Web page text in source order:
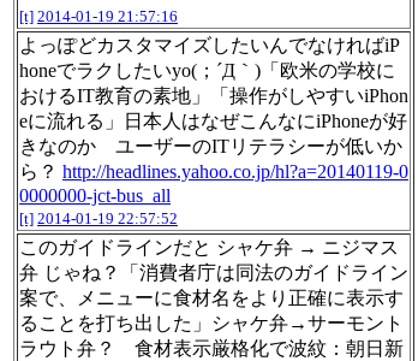
[t] 2014-01-19 21:57:16
よっぽどカスタマイズしたいんでなければiP
honeでラクしたいyo(；´Д｀)「欧米の学校に
おけるIT教育の素地」「操作がしやすいiPhon
eに流れる」日本人はなぜこんなにiPhoneが好
きなのか ユーザーのITリテラシーが低いか
ら？ http://headlines.yahoo.co.jp/hl?a=20140119-0
0000000-jct-bus_all
[t] 2014-01-19 22:57:52
このガイドラインだと シャケ弁 → ニジマス
弁 じゃね？「消費者庁は同法のガイドライン
案で、メニューに食材名をより正確に表示す
ることを打ち出した」シャケ弁→サーモント
ラウト弁？ 食材表示厳格化で波紋：朝日新